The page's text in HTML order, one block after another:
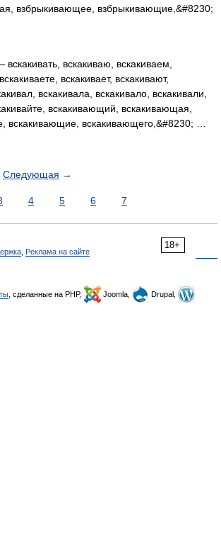
взбрыкивающее, взбрыкивающие,&#8230;
вскакивать, вскакиваю, вскакиваем,
вскакивает, вскакивают,
вскакивала, вскакивало, вскакивали,
вскакивающий, вскакивающая,
вскакивающие, вскакивающего,&#8230; …
Следующая →
4 5 6 7
18+
Реклама на сайте
, сделанные на PHP, Joomla,
Drupal,